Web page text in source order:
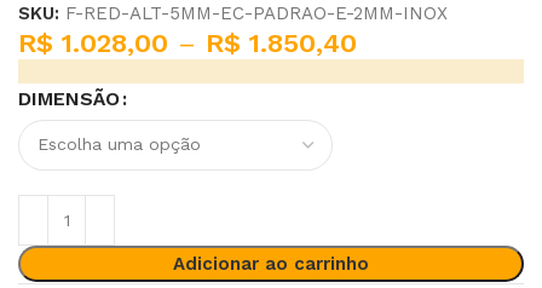
SKU: F-RED-ALT-5MM-EC-PADRAO-E-2MM-INOX
R$ 1.028,00 – R$ 1.850,40
DIMENSÃO
Adicionar ao carrinho